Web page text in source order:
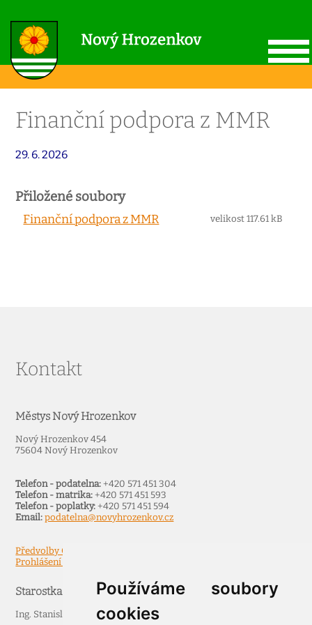
Používáme soubory
cookies
Finanční podpora z MMR
29. 6. 2026
Přiložené soubory
Finanční podpora z MMR velikost 117.61 kB
Kontakt
Městys Nový Hrozenkov
Nový Hrozenkov 454
75604 Nový Hrozenkov
Telefon - podatelna:+420 571 451 304
Telefon - matrika:+420 571 451 593
Telefon - poplatky:+420 571 451 594
Email: podatelna@novyhrozenkov.cz
Předvolby Cookies
Prohlášení o přístupnosti
Starostka
Ing. Stanislava Špruncová